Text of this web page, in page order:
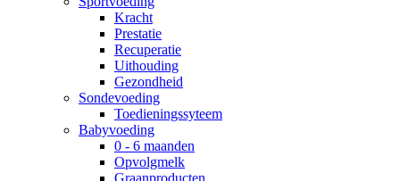
Kracht
Prestatie
Recuperatie
Uithouding
Gezondheid
Sondevoeding
Toedieningssyteem
Babyvoeding
0 - 6 maanden
Opvolgmelk
Graanproducten